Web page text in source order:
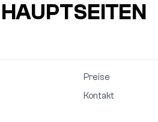
HAUPTSEITEN
Preise
Kontakt